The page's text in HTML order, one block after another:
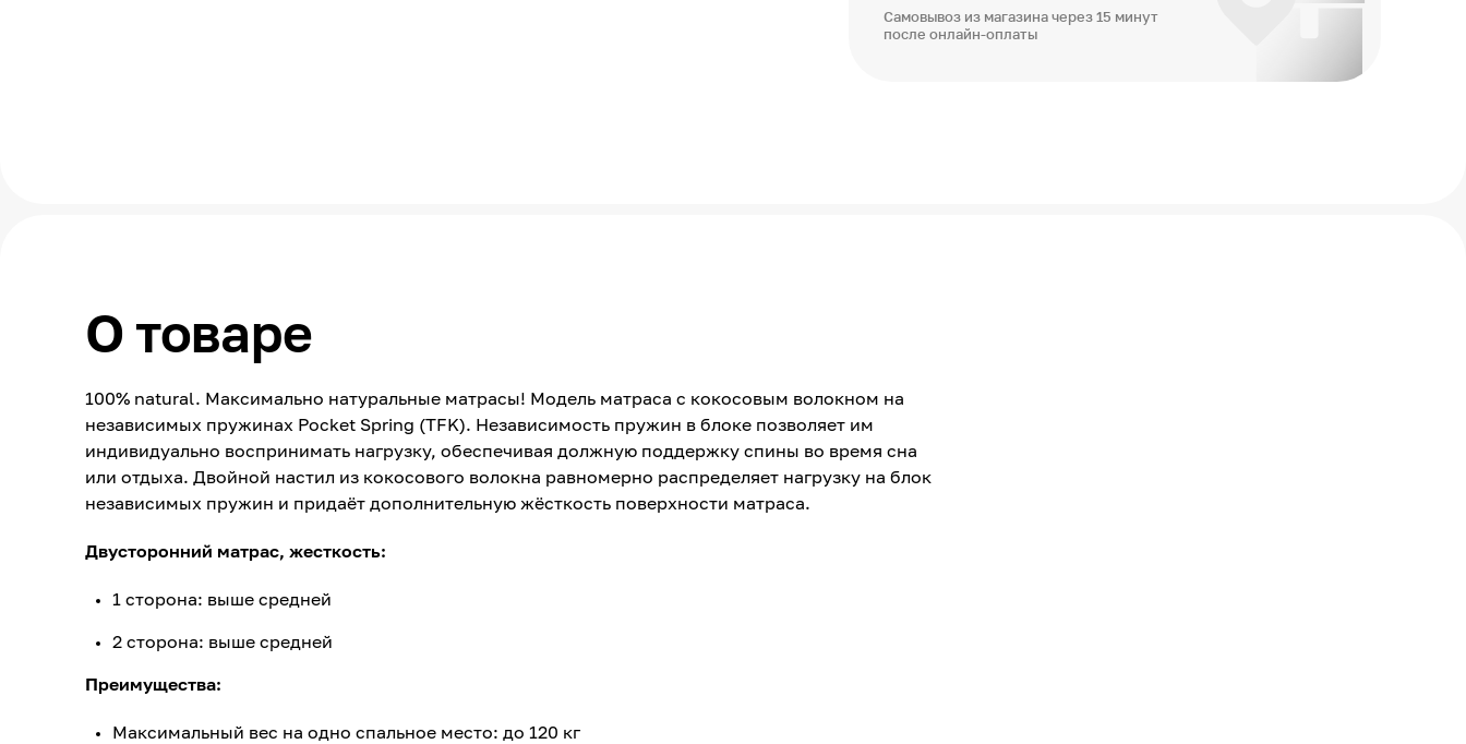
Самовывоз из магазина через 15 минут
после онлайн-оплаты
О товаре
100% natural. Максимально натуральные матрасы! Модель матраса с кокосовым волокном на
независимых пружинах Pocket Spring (TFK). Независимость пружин в блоке позволяет им
индивидуально воспринимать нагрузку, обеспечивая должную поддержку спины во время сна
или отдыха. Двойной настил из кокосового волокна равномерно распределяет нагрузку на блок
независимых пружин и придаёт дополнительную жёсткость поверхности матраса.
Двусторонний матрас, жесткость:
1 сторона: выше средней
2 сторона: выше средней
Преимущества:
Максимальный вес на одно спальное место: до 120 кг